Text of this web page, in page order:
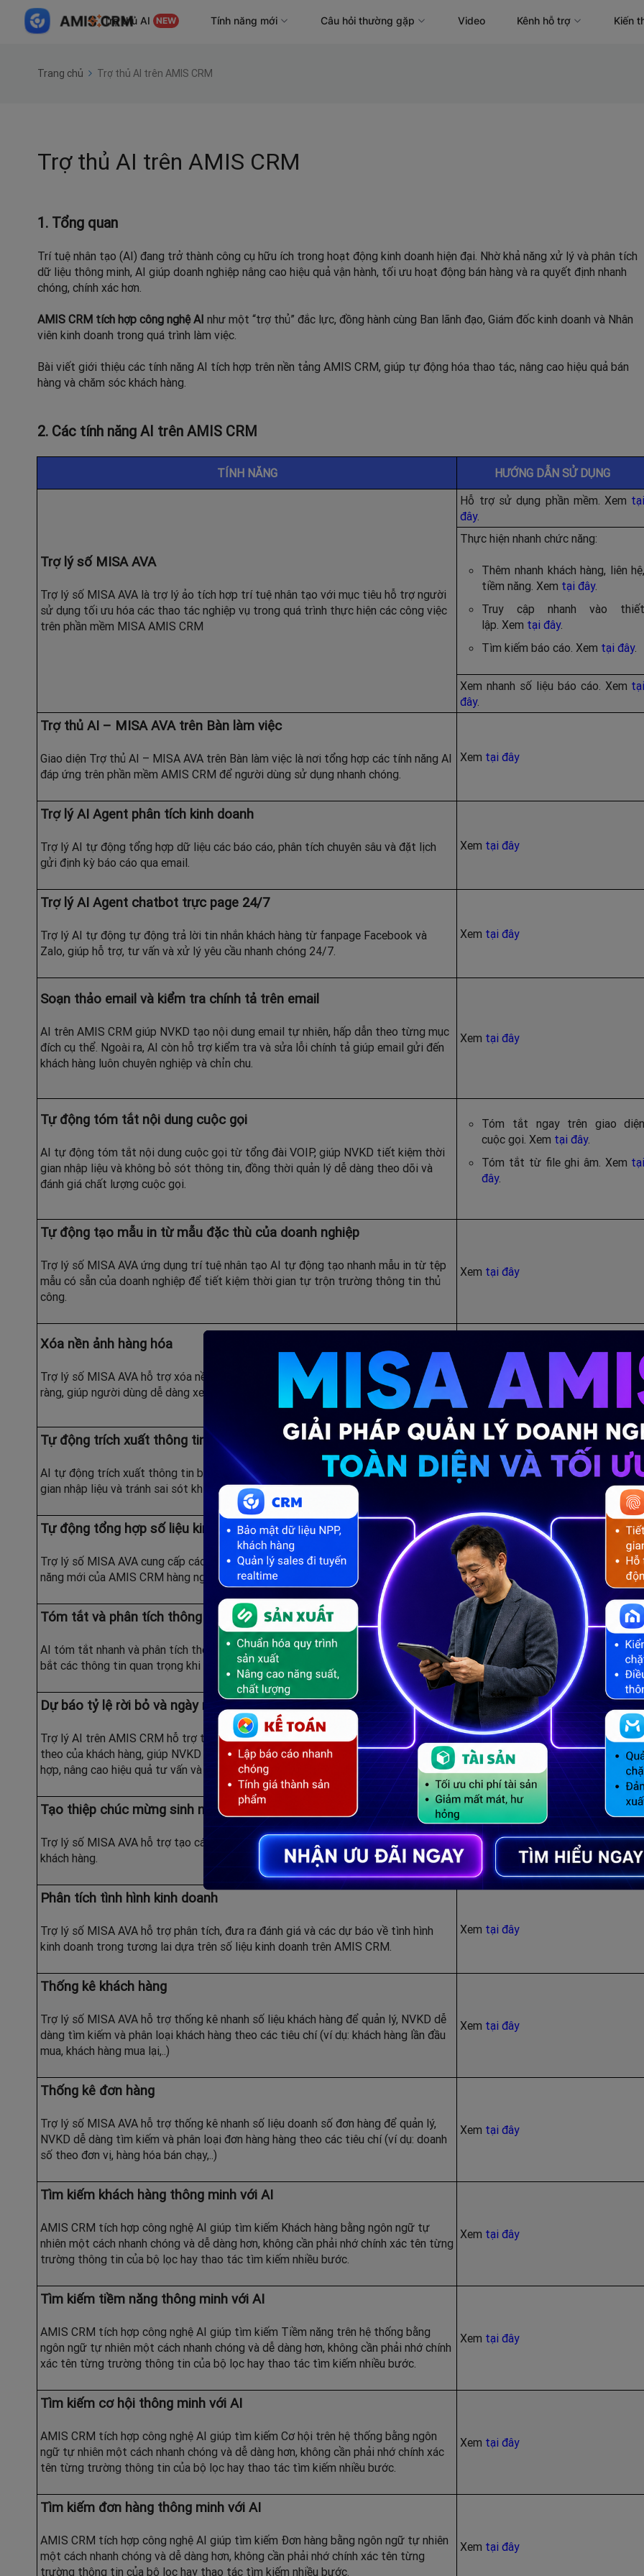
Trợ thủ AI NEW Tính năng mới Câu hỏi thường gặp Video Kênh hỗ trợ Kiến
Trang chủ Trợ thủ AI trên AMIS CRM
Trợ thủ AI trên AMIS CRM
1. Tổng quan
Trí tuệ nhân tạo (AI) đang trở thành công cụ hữu ích trong hoạt động kinh doanh hiện đại. Nhờ khả năng xử lý và phân tích
dữ liệu thông minh, AI giúp doanh nghiệp nâng cao hiệu quả vận hành, tối ưu hoạt động bán hàng và ra quyết định nhanh
chóng, chính xác hơn.
AMIS CRM tích hợp công nghệ AI như một “trợ thủ” đắc lực, đồng hành cùng Ban lãnh đạo, Giám đốc kinh doanh và Nhân
viên kinh doanh trong quá trình làm việc.
Bài viết giới thiệu các tính năng AI tích hợp trên nền tảng AMIS CRM, giúp tự động hóa thao tác, nâng cao hiệu quả bán
hàng và chăm sóc khách hàng.
2. Các tính năng AI trên AMIS CRM
TÍNH NĂNG HƯỚNG DẪN SỬ DỤNG
Trợ lý số MISA AVA
Trợ lý số MISA AVA là trợ lý ảo tích hợp trí tuệ nhân tạo với mục tiêu hỗ trợ người
sử dụng tối ưu hóa các thao tác nghiệp vụ trong quá trình thực hiện các công việc
trên phần mềm MISA AMIS CRM
Hỗ trợ sử dụng phần mềm. Xem
đây.
Thực hiện nhanh chức năng:
Thêm nhanh khách hàng, liên
tiềm năng. Xem tại đây.
Truy cập nhanh vào
lập. Xem tại đây.
Tìm kiếm báo cáo. Xem tại đây.
Xem nhanh số liệu báo cáo. Xem
đây.
Trợ thủ AI – MISA AVA trên Bàn làm việc
Giao diện Trợ thủ AI – MISA AVA trên Bàn làm việc là nơi tổng hợp các tính năng AI
đáp ứng trên phần mềm AMIS CRM để người dùng sử dụng nhanh chóng.
Xem tại đây
Trợ lý AI Agent phân tích kinh doanh
Trợ lý AI tự động tổng hợp dữ liệu các báo cáo, phân tích chuyên sâu và đặt lịch
gửi định kỳ báo cáo qua email.
Xem tại đây
Trợ lý AI Agent chatbot trực page 24/7
Trợ lý AI tự động tự động trả lời tin nhắn khách hàng từ fanpage Facebook và
Zalo, giúp hỗ trợ, tư vấn và xử lý yêu cầu nhanh chóng 24/7.
Xem tại đây
Soạn thảo email và kiểm tra chính tả trên email
AI trên AMIS CRM giúp NVKD tạo nội dung email tự nhiên, hấp dẫn theo từng mục
đích cụ thể. Ngoài ra, AI còn hỗ trợ kiểm tra và sửa lỗi chính tả giúp email gửi đến
khách hàng luôn chuyên nghiệp và chỉn chu.
Xem tại đây
Tự động tóm tắt nội dung cuộc gọi
AI tự động tóm tắt nội dung cuộc gọi từ tổng đài VOIP, giúp NVKD tiết kiệm thời
gian nhập liệu và không bỏ sót thông tin, đồng thời quản lý dễ dàng theo dõi và
đánh giá chất lượng cuộc gọi.
Tóm tắt ngay trên giao
cuộc gọi. Xem tại đây.
Tóm tắt từ file ghi âm. Xem
đây.
Tự động tạo mẫu in từ mẫu đặc thù của doanh nghiệp
Trợ lý số MISA AVA ứng dụng trí tuệ nhân tạo AI tự động tạo nhanh mẫu in từ tệp
mẫu có sẵn của doanh nghiệp để tiết kiệm thời gian tự trộn trường thông tin thủ
công.
Xem tại đây
Xóa nền ảnh hàng hóa
Trợ lý số MISA AVA hỗ trợ xóa nền ảnh hàng hóa để có được hình ảnh sản phẩm rõ
ràng, giúp người dùng dễ dàng xem và nhận diện hàng hóa một cách hiệu quả hơn.
tại đây
Tự động trích xuất thông tin khách hàng từ biển hiệu
AI tự động trích xuất thông tin bảng hiệu của khách hàng giúp NVKD tiết kiệm thời
gian nhập liệu và tránh sai sót khi lưu thông tin khách hàng.
Xem tại đây
Tự động tổng hợp số liệu kinh doanh, công việc cần làm hàng ngày
Trợ lý số MISA AVA cung cấp các số liệu tổng hợp, thông tin cần thiết và gợi ý tính
năng mới của AMIS CRM hàng ngày.
Xemtại đây
Tóm tắt và phân tích thông tin khách hàng
AI tóm tắt nhanh và phân tích thông tin khách hàng, giúp NVKD nhanh chóng nắm
bắt các thông tin quan trọng khi tiếp nhận khách hàng, chào hàng.
Xemtại đây
Dự báo tỷ lệ rời bỏ và ngày mua hàng tiếp theo của khách hàng
Trợ lý AI trên AMIS CRM hỗ trợ tự động dự báo tỷ lệ rời bỏ và ngày mua hàng tiếp
theo của khách hàng, giúp NVKD chủ động tiếp cận khách hàng vào thời điểm phù
hợp, nâng cao hiệu quả tư vấn và tăng khả năng chốt đơn.
Xemtại đây.
Tạo thiệp chúc mừng sinh nhật
Trợ lý số MISA AVA hỗ trợ tạo các mẫu thiệp đẹp, hấp dẫn, phong phú gửi tới
khách hàng.
Xemtại đây
Phân tích tình hình kinh doanh
Trợ lý số MISA AVA hỗ trợ phân tích, đưa ra đánh giá và các dự báo về tình hình
kinh doanh trong tương lai dựa trên số liệu kinh doanh trên AMIS CRM.
Xem tại đây
Thống kê khách hàng
Trợ lý số MISA AVA hỗ trợ thống kê nhanh số liệu khách hàng để quản lý, NVKD dễ
dàng tìm kiếm và phân loại khách hàng theo các tiêu chí (ví dụ: khách hàng lần đầu
mua, khách hàng mua lại,..)
Xem tại đây
Thống kê đơn hàng
Trợ lý số MISA AVA hỗ trợ thống kê nhanh số liệu doanh số đơn hàng để quản lý,
NVKD dễ dàng tìm kiếm và phân loại đơn hàng hàng theo các tiêu chí (ví dụ: doanh
số theo đơn vị, hàng hóa bán chạy,..)
Xem tại đây
Tìm kiếm khách hàng thông minh với AI
AMIS CRM tích hợp công nghệ AI giúp tìm kiếm Khách hàng bằng ngôn ngữ tự
nhiên một cách nhanh chóng và dễ dàng hơn, không cần phải nhớ chính xác tên từng
trường thông tin của bộ lọc hay thao tác tìm kiếm nhiều bước.
Xem tại đây
Tìm kiếm tiềm năng thông minh với AI
AMIS CRM tích hợp công nghệ AI giúp tìm kiếm Tiềm năng trên hệ thống bằng
ngôn ngữ tự nhiên một cách nhanh chóng và dễ dàng hơn, không cần phải nhớ chính
xác tên từng trường thông tin của bộ lọc hay thao tác tìm kiếm nhiều bước.
Xem tại đây
Tìm kiếm cơ hội thông minh với AI
AMIS CRM tích hợp công nghệ AI giúp tìm kiếm Cơ hội trên hệ thống bằng ngôn
ngữ tự nhiên một cách nhanh chóng và dễ dàng hơn, không cần phải nhớ chính xác
tên từng trường thông tin của bộ lọc hay thao tác tìm kiếm nhiều bước.
Xem tại đây
Tìm kiếm đơn hàng thông minh với AI
AMIS CRM tích hợp công nghệ AI giúp tìm kiếm Đơn hàng bằng ngôn ngữ tự nhiên
một cách nhanh chóng và dễ dàng hơn, không cần phải nhớ chính xác tên từng
trường thông tin của bộ lọc hay thao tác tìm kiếm nhiều bước.
Xem tại đây